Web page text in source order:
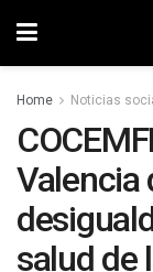
Home Noticias
Valencia
salud de